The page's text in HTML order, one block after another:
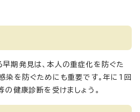
期発見は、本人の重症化を防ぐた
染を防ぐためにも重要です。年に1回
の健康診断を受けましょう。